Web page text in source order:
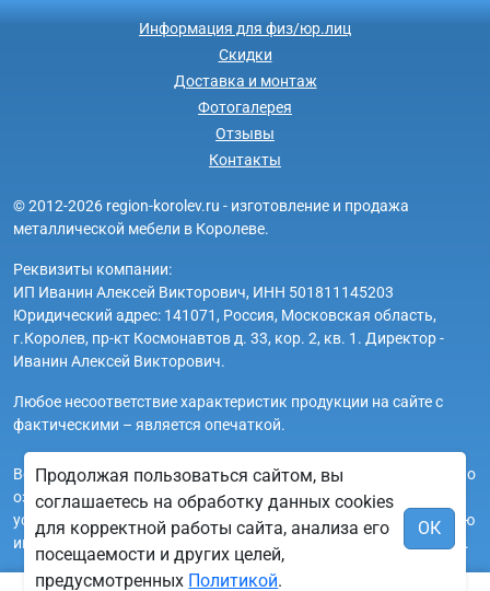
Информация для физ/юр.лиц
Скидки
Доставка и монтаж
Фотогалерея
Отзывы
Контакты
© 2012-2026 region-korolev.ru - изготовление и продажа
металлической мебели в Королеве.
Реквизиты компании:
ИП Иванин Алексей Викторович, ИНН 501811145203
Юридический адрес: 141071, Россия, Московская область,
г.Королев, пр-кт Космонавтов д. 33, кор. 2, кв. 1. Директор -
Иванин Алексей Викторович.
Любое несоответствие характеристик продукции на сайте с
фактическими – является опечаткой.
Вся информация на сайте region-korolev.ru носит исключительно
ознакомительный и справочный характер и ни при каких
условиях не является публичной офертой. Всю дополнительную
информацию можно узнать по телефонам указанным на сайте.
Продолжая пользоваться сайтом, вы
соглашаетесь на обработку данных cookies
для корректной работы сайта, анализа его
посещаемости и других целей,
предусмотренных Политикой.
ОК